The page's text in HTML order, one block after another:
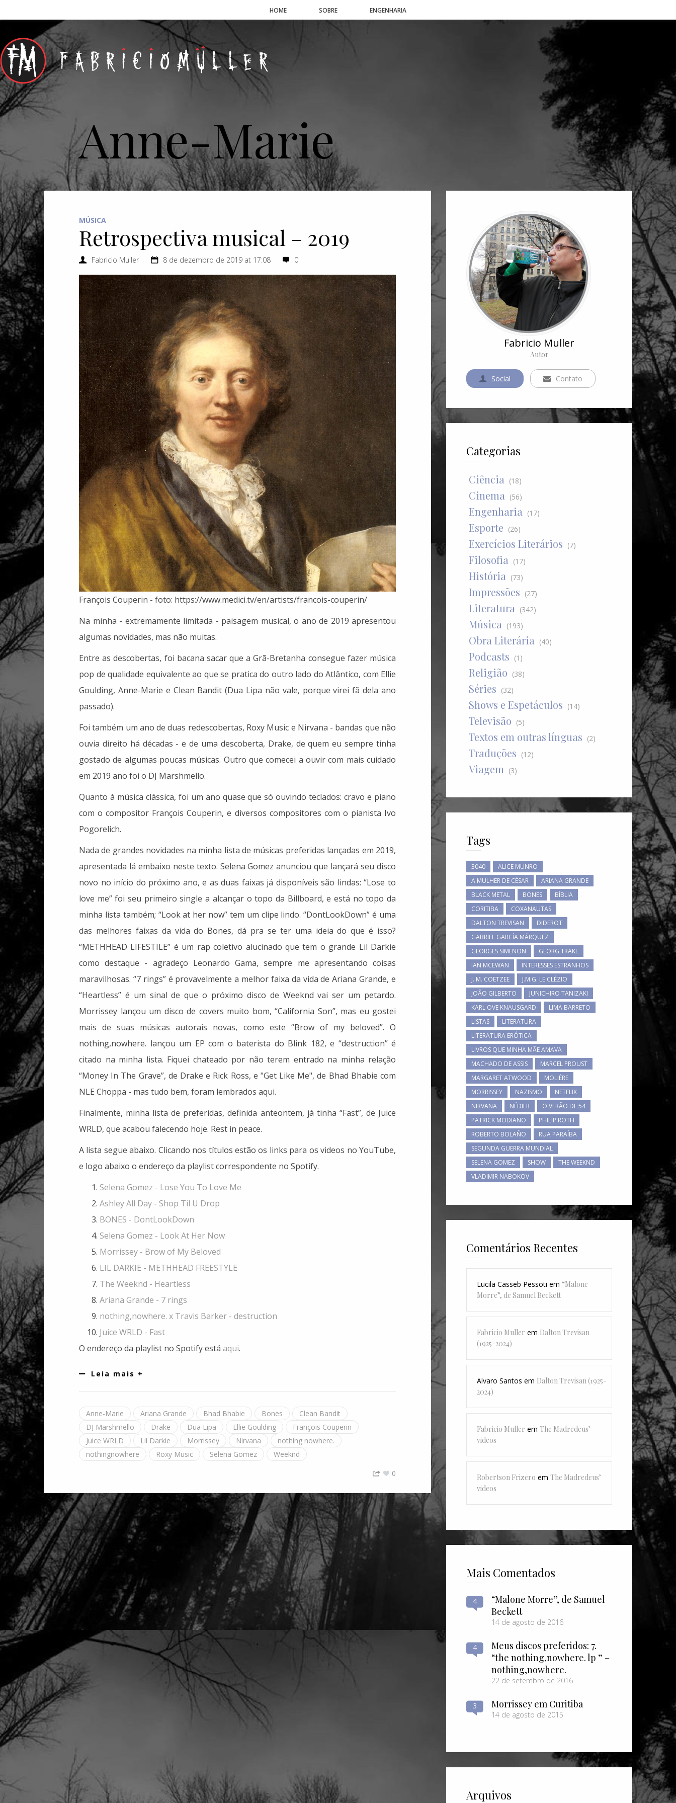
HOME SOBRE ENGENHARIA
Anne-Marie
MÚSICA
Retrospectiva musical – 2019
Fabricio Muller 8 de dezembro de 2019 at 17:08 0
François Couperin - foto: https://www.medici.tv/en/artists/francois-couperin/
Na minha - extremamente limitada - paisagem musical, o ano de 2019 apresentou
algumas novidades, mas não muitas.
Entre as descobertas, foi bacana sacar que a Grã-Bretanha consegue fazer música
pop de qualidade equivalente ao que se pratica do outro lado do Atlântico, com Ellie
Goulding, Anne-Marie e Clean Bandit (Dua Lipa não vale, porque virei fã dela ano
passado).
Foi também um ano de duas redescobertas, Roxy Music e Nirvana - bandas que não
ouvia direito há décadas - e de uma descoberta, Drake, de quem eu sempre tinha
gostado de algumas poucas músicas. Outro que comecei a ouvir com mais cuidado
em 2019 ano foi o DJ Marshmello.
Quanto à música clássica, foi um ano quase que só ouvindo teclados: cravo e piano
com o compositor François Couperin, e diversos compositores com o pianista Ivo
Pogorelich.
Nada de grandes novidades na minha lista de músicas preferidas lançadas em 2019,
apresentada lá embaixo neste texto. Selena Gomez anunciou que lançará seu disco
novo no início do próximo ano, e as duas faixas já disponíveis são lindas: “Lose to
love me” foi seu primeiro single a alcançar o topo da Billboard, e está no topo da
minha lista também; “Look at her now” tem um clipe lindo. “DontLookDown” é uma
das melhores faixas da vida do Bones, dá pra se ter uma ideia do que é isso?
“METHHEAD LIFESTILE” é um rap coletivo alucinado que tem o grande Lil Darkie
como destaque - agradeço Leonardo Gama, sempre me apresentando coisas
maravilhosas. “7 rings” é provavelmente a melhor faixa da vida de Ariana Grande, e
“Heartless” é um sinal de que o próximo disco de Weeknd vai ser um petardo.
Morrissey lançou um disco de covers muito bom, “California Son”, mas eu gostei
mais de suas músicas autorais novas, como este “Brow of my beloved”. O
nothing,nowhere. lançou um EP com o baterista do Blink 182, e “destruction” é
citado na minha lista. Fiquei chateado por não terem entrado na minha relação
“Money In The Grave”, de Drake e Rick Ross, e "Get Like Me", de Bhad Bhabie com
NLE Choppa - mas tudo bem, foram lembrados aqui.
Finalmente, minha lista de preferidas, definida anteontem, já tinha “Fast”, de Juice
WRLD, que acabou falecendo hoje. Rest in peace.
A lista segue abaixo. Clicando nos títulos estão os links para os videos no YouTube,
e logo abaixo o endereço da playlist correspondente no Spotify.
Selena Gomez - Lose You To Love Me
Ashley All Day - Shop Til U Drop
BONES - DontLookDown
Selena Gomez - Look At Her Now
Morrissey - Brow of My Beloved
LIL DARKIE - METHHEAD FREESTYLE
The Weeknd - Heartless
Ariana Grande - 7 rings
nothing,nowhere. x Travis Barker - destruction
Juice WRLD - Fast
O endereço da playlist no Spotify está aqui.
Leia mais +
Anne-Marie Ariana Grande Bhad Bhabie Bones
Clean Bandit
DJ Marshmello
Drake Dua Lipa Ellie Goulding
François Couperin
Juice WRLD
Lil Darkie Morrissey Nirvana
nothing nowhere.
nothingnowhere
Roxy Music Selena Gomez
Weeknd
0
Fabricio Muller
Autor
Social Contato
Categorias
Ciência (18)
Cinema (56)
Engenharia (17)
Esporte (26)
Exercícios Literários (7)
Filosofia (17)
História (73)
Impressões (27)
Literatura (342)
Música (193)
Obra Literária (40)
Podcasts (1)
Religião (38)
Séries (32)
Shows e Espetáculos (14)
Televisão (5)
Textos em outras línguas (2)
Traduções (12)
Viagem (3)
Tags
3040
ALICE MUNRO
A MULHER DE CÉSAR
ARIANA GRANDE
BLACK METAL
BONES
BÍBLIA
CORITIBA
COXANAUTAS
DALTON TREVISAN
DIDEROT
GABRIEL GARCÍA MÁRQUEZ
GEORGES SIMENON
GEORG TRAKL
IAN MCEWAN
INTERESSES ESTRANHOS
J. M. COETZEE
J.M.G. LE CLÉZIO
JOÃO GILBERTO
JUNICHIRO TANIZAKI
KARL OVE KNAUSGARD
LIMA BARRETO
LISTAS
LITERATURA
LITERATURA ERÓTICA
LIVROS QUE MINHA MÃE AMAVA
MACHADO DE ASSIS
MARCEL PROUST
MARGARET ATWOOD
MOLIÈRE
MORRISSEY
NAZISMO
NETFLIX
NIRVANA
NÉDIER
O VERÃO DE 54
PATRICK MODIANO
PHILIP ROTH
ROBERTO BOLAÑO
RUA PARAÍBA
SEGUNDA GUERRA MUNDIAL
SELENA GOMEZ
SHOW
THE WEEKND
VLADIMIR NABOKOV
Comentários Recentes
Lucila Casseb Pessoti em “Malone
Morre”, de Samuel Beckett
Fabricio Muller em Dalton Trevisan
(1925-2024)
Alvaro Santos em Dalton Trevisan (1925-
2024)
Fabricio Muller em The Madredeus’
videos
Robertson Frizero em The Madredeus’
videos
Mais Comentados
4
“Malone Morre”, de Samuel
Beckett
14 de agosto de 2016
4
Meus discos preferidos: 7.
“the nothing​,​nowhere. lp ” –
nothing​,​nowhere.
22 de setembro de 2016
3 Morrissey em Curitiba
14 de agosto de 2015
Arquivos